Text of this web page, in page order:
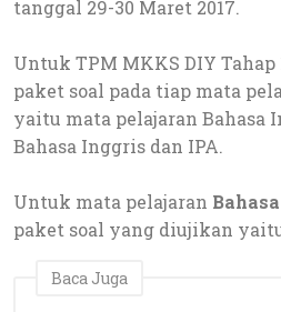
tanggal 29-30 Maret 2017.
Untuk TPM MKKS DIY
paket soal pada tiap mata
yaitu mata pelajaran Bahasa
Bahasa Inggris dan IPA.
Untuk mata pelajaran
paket soal yang diujikan
Baca Juga